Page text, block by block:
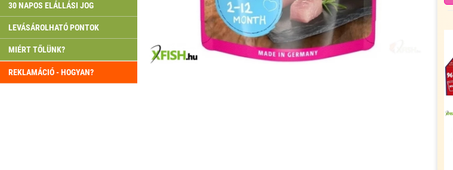
30 NAPOS ELÁLLÁSI JOG
LEVÁSÁROLHATÓ PONTOK
MIÉRT TŐLÜNK?
REKLAMÁCIÓ - HOGYAN?